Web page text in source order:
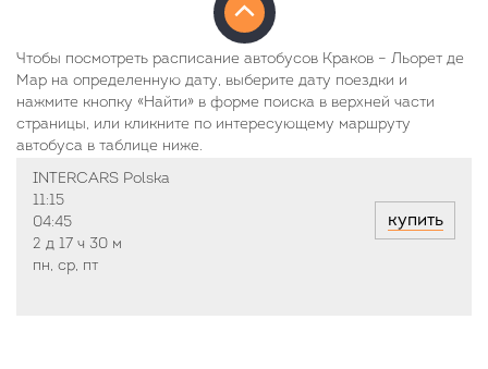
Чтобы посмотреть расписание автобусов Краков – Льорет де
Мар на определенную дату, выберите дату поездки и
нажмите кнопку «Найти» в форме поиска в верхней части
страницы, или кликните по интересующему маршруту
автобуса в таблице ниже.
INTERCARS Polska
11:15
04:45
2 д 17 ч 30 м
пн, ср, пт
купить